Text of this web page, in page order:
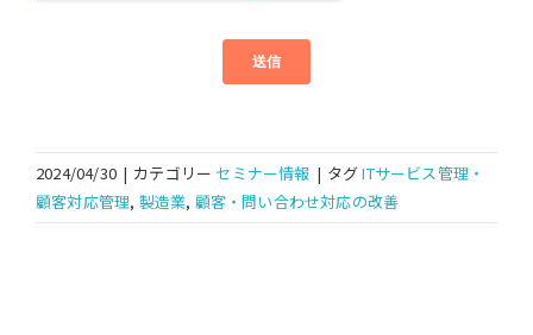
2024/04/30 | カテゴリー セミナー情報 | タグITサービス管理・
顧客対応管理, 製造業, 顧客・問い合わせ対応の改善